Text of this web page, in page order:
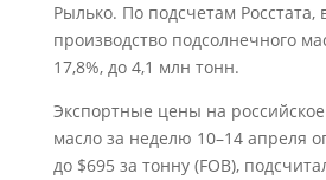
Рылько. По подсчетам Росстата,
производство подсолнечного
17,8%, до 4,1 млн тонн.
Экспортные цены на
масло за неделю 10–14 апреля
до $695 за тонну (FOB),